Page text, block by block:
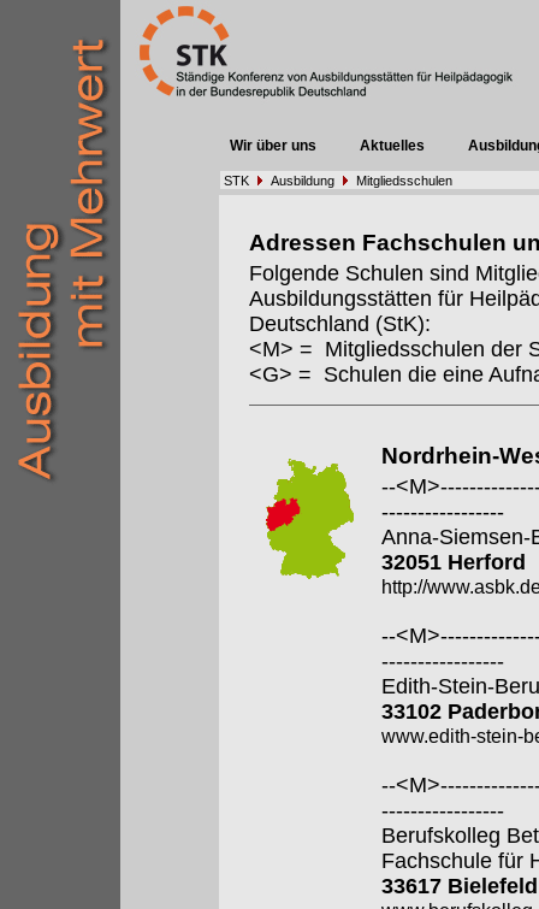
Wir über uns Aktuelles
STK Ausbildung Mitgliedsschulen
Adressen Fachschulen
Folgende Schulen sind
Ausbildungsstätten für
Deutschland (StK):
<M> = Mitgliedsschulen der
<G> = Schulen die eine
Nordrhein-
--
-----------------
Anna-Siemsen-
32051 Herford
http://
--
-----------------
Edith-Stein-
33102
www.edith-stein-
--
-----------------
Berufskolleg
Fachschule für
33617 Bielefeld